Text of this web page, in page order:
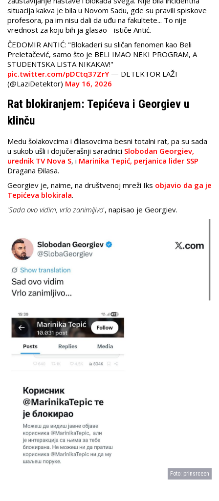
situacija kakva je bila u Novom Sadu, gde su pravili spiskove
profesora, pa im nisu dali da uđu na fakultete... To nije
vrednost za koju bih ja glasao - ističe Antić.
ČEDOMIR ANTIĆ: "Blokaderi su sličan fenomen kao Beli
Preletačević, samo što je BELI IMAO NEKI PROGRAM, A
STUDENTSKA LISTA NIKAKAV!"
pic.twitter.com/pDCtq37ZrY — DETEKTOR LAŽI
(@LaziDetektor) May 16, 2026
Rat blokiranjem: Tepićeva i Georgiev u
klinču
Medu šolakovcima i đilasovcima besni totalni rat, pa su sada
u sukob ušli i dojučerašnji saradnici Slobodan Georgiev,
urednik TV Nova S, i Marinika Tepić, perjanica lider SSP
Dragana Đilasa.
Georgiev je, naime, na društvenoj mreži Iks objavio da ga je
Tepićeva blokirala.
'Sada ovo vidim, vrlo zanimljivo', napisao je Georgiev.
Foto: prinsrceen